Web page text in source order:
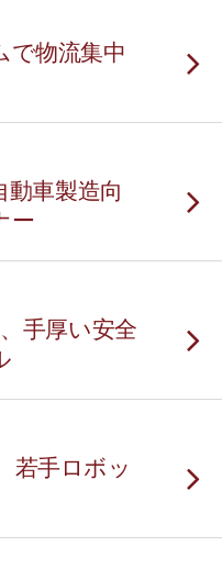
で物流集中
車製造向
ー
手厚い安全
若手ロボッ